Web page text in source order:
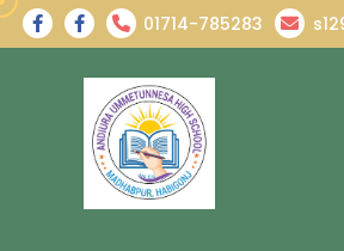
01714-785283